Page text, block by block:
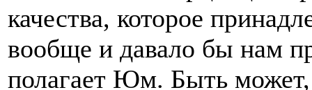
качества, которое
вообще и давало бы нам
полагает Юм. Быть может,